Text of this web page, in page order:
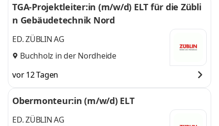
TGA-Projektleiter:in (m/w/d) ELT für die Zübli
n Gebäudetechnik Nord
ED. ZÜBLIN AG
Buchholz in der Nordheide
vor 12 Tagen
Obermonteur:in (m/w/d) ELT
ED. ZÜBLIN AG